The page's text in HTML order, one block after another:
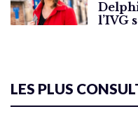
l’IVG
LES PLUS